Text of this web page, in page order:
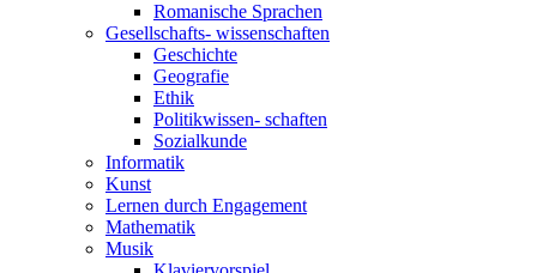
Romanische Sprachen
Gesellschafts- wissenschaften
Geschichte
Geografie
Ethik
Politikwissen- schaften
Sozialkunde
Informatik
Kunst
Lernen durch Engagement
Mathematik
Musik